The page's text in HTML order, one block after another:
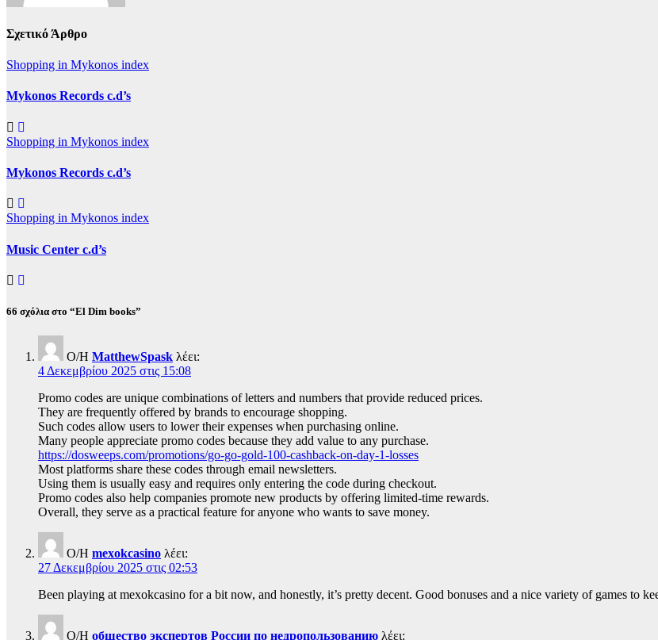
Σχετικό Άρθρο
Shopping in Mykonos index
Mykonos Records c.d’s
Shopping in Mykonos index
Mykonos Records c.d’s
Shopping in Mykonos index
Music Center c.d’s
66 σχόλια στο “El Dim books”
Ο/Η MatthewSpask λέει:
4 Δεκεμβρίου 2025 στις 15:08
Promo codes are unique combinations of letters and numbers that provide reduced prices.
They are frequently offered by brands to encourage shopping.
Such codes allow users to lower their expenses when purchasing online.
Many people appreciate promo codes because they add value to any purchase.
https://dosweeps.com/promotions/go-go-gold-100-cashback-on-day-1-losses
Most platforms share these codes through email newsletters.
Using them is usually easy and requires only entering the code during checkout.
Promo codes also help companies promote new products by offering limited-time rewards.
Overall, they serve as a practical feature for anyone who wants to save money.
Ο/Η mexokcasino λέει:
27 Δεκεμβρίου 2025 στις 02:53
Been playing at mexokcasino for a bit now, and honestly, it’s pretty decent. Good bonuses and a nice variety of games to
Ο/Η общество экспертов России по недропользованию λέει: